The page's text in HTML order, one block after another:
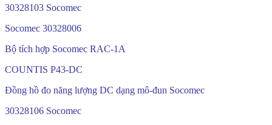
30328103 Socomec
Socomec 30328006
Bộ tích hợp Socomec RAC-1A
COUNTIS P43-DC
Đồng hồ đo năng lượng DC dạng mô-đun Socomec
30328106 Socomec